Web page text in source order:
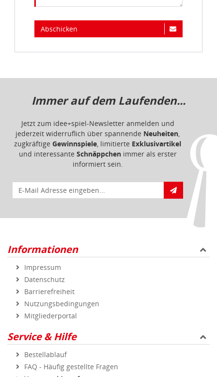
Abschicken
Immer auf dem Laufenden...
Jetzt zum idee+spiel-Newsletter anmelden und
jederzeit widerruflich über spannende Neuheiten,
zugkräftige Gewinnspiele, limitierte Exklusivartikel
und interessante Schnäppchenimmer als erster
informiert sein.
E-Mail für Newsletteranmeldung
Informationen
Impressum
Datenschutz
Barrierefreiheit
Nutzungsbedingungen
Mitgliederportal
Service & Hilfe
Bestellablauf
FAQ - Häufig gestellte Fragen